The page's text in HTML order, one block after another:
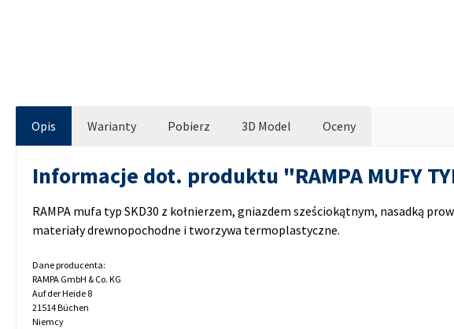
Opis Warianty Pobierz 3D Model Oceny
Informacje dot. produktu "RAMPA MUFY
RAMPA mufa typ SKD30 z kołnierzem, gniazdem sześciokątnym, nasadką
materiały drewnopochodne i tworzywa termoplastyczne.
Dane producenta:
RAMPA GmbH & Co. KG
Auf der Heide 8
21514 Büchen
Niemcy